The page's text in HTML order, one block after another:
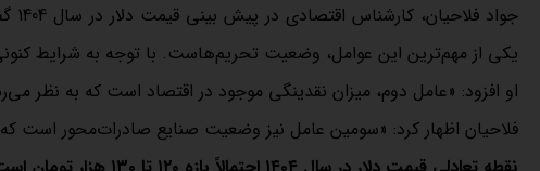
یکی از مهم‌ترین این عوامل، وضعیت تحریم‌هاست. با توجه به شرایط
او افزود: «عامل دوم، میزان نقدینگی موجود در اقتصاد است که به نظر می‌رسد در سال ۱۴۰۴ به بالای 10
فلاحیان اظهار کرد: «سومین عامل نیز وضعیت صنایع صادرات‌محور است که